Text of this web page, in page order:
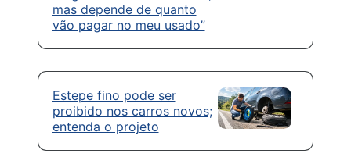
mas depende de quanto
vão pagar no meu usado”
Estepe fino pode ser
proibido nos carros novos;
entenda o projeto